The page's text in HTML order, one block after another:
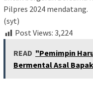
Pilpres 2024 mendatang.
(syt)
Post Views: 3,224
READ "Pemimpin
Bermental Asal